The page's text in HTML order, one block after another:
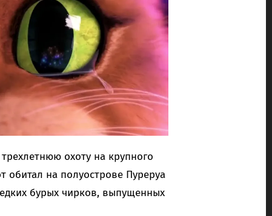
трехлетнюю охоту на крупного
обитал на полуострове Пуреруа
бурых чирков, выпущенных